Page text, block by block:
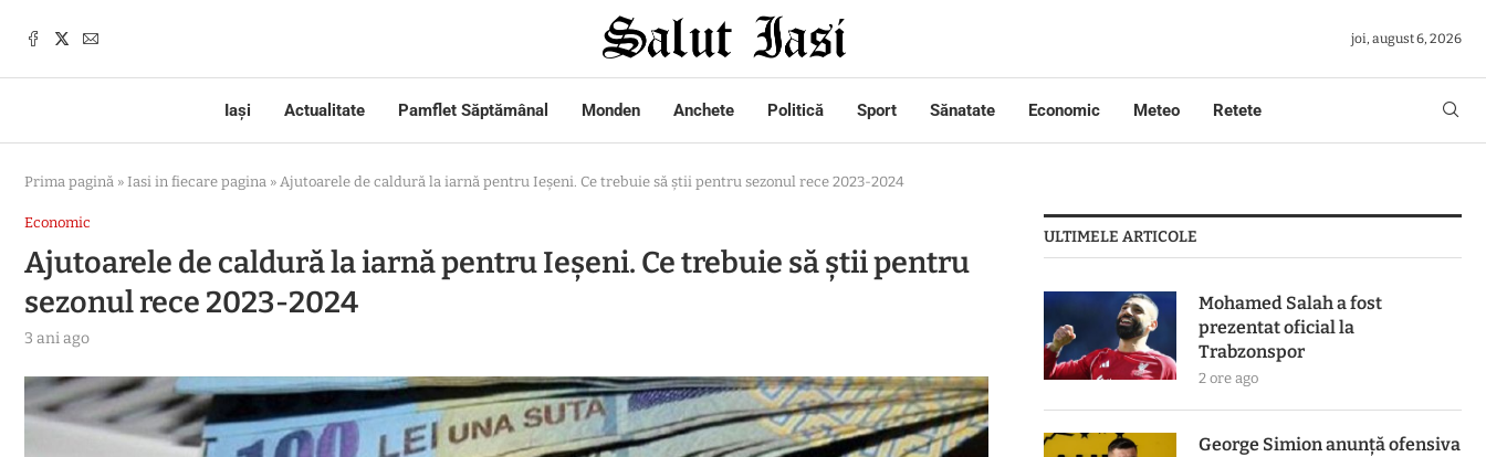
joi, august 6, 2026
Iași Actualitate Pamflet Săptămânal Monden Anchete Politică Sport Sănatate Economic Meteo Retete
Prima pagină » Iasi in fiecare pagina » Ajutoarele de caldură la iarnă pentru Ieșeni. Ce trebuie să știi pentru sezonul rece 2023-2024
Economic
Ajutoarele de caldură la iarnă pentru Ieșeni. Ce trebuie să știi pentru
sezonul rece 2023-2024
3 ani ago
ULTIMELE ARTICOLE
Mohamed Salah a fost
prezentat oficial la
Trabzonspor
2 ore ago
George Simion anunță ofensiva